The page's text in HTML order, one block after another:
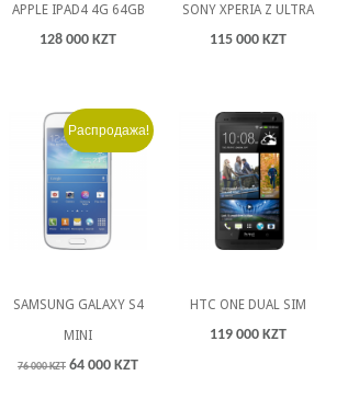
APPLE IPAD4 4G 64GB
128 000 KZT
SONY XPERIA Z ULTRA
115 000 KZT
Распродажа!
SAMSUNG GALAXY S4
MINI
76 000 KZT 64 000 KZT
HTC ONE DUAL SIM
119 000 KZT